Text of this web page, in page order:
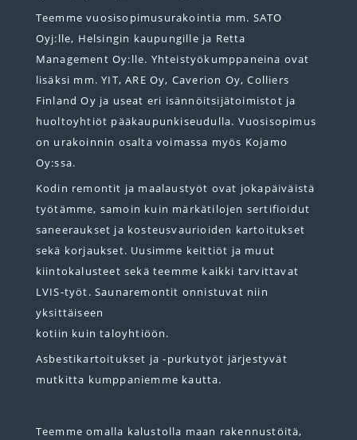
Teemme vuosisopimusurakointia mm. SATO
Oyj:lle, Helsingin kaupungille ja Retta
Management Oy:lle. Yhteistyökumppaneina ovat
lisäksi mm. YIT, ARE Oy, Caverion Oy, Colliers
Finland Oy ja useat eri isännöitsijätoimistot ja
huoltoyhtiöt pääkaupunkiseudulla. Vuosisopimus
on urakoinnin osalta voimassa myös Kojamo
Oy:ssa.
Kodin remontit ja maalaustyöt ovat jokapäiväistä
työtämme, samoin kuin märkätilojen sertifioidut
saneeraukset ja kosteusvaurioiden kartoitukset
sekä korjaukset. Uusimme keittiöt ja muut
kiintokalusteet sekä teemme kaikki tarvittavat
LVIS-työt. Saunaremontit onnistuvat niin
yksittäiseen
kotiin kuin taloyhtiöön.
Asbestikartoitukset ja -purkutyöt järjestyvät
mutkitta kumppaniemme kautta.
Teemme omalla kalustolla maan rakennustöitä,